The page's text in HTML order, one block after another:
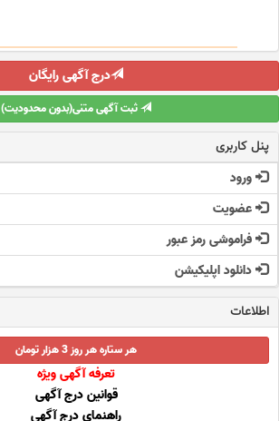
درج آگهی رایگان
ثبت آگهی متنی(بدون محدودیت)
پنل کاربری
ورود
عضویت
فراموشی رمز عبور
دانلود اپلیکیشن
اطلاعات
هر ستاره هر روز 3 هزار تومان
تعرفه آگهی ویژه
قوانین درج آگهی
راهنمای درج آگهی